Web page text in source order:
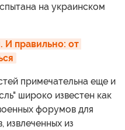
на украинском
И правильно: от
примечательна еще и
широко известен как
форумов для
извлеченных из